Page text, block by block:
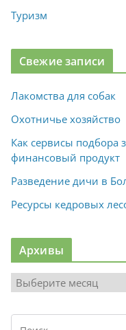
Туризм
Свежие записи
Лакомства для собак
Охотничье хозяйство
Как сервисы подбора
финансовый продукт
Разведение дичи в
Ресурсы кедровых
Архивы
х